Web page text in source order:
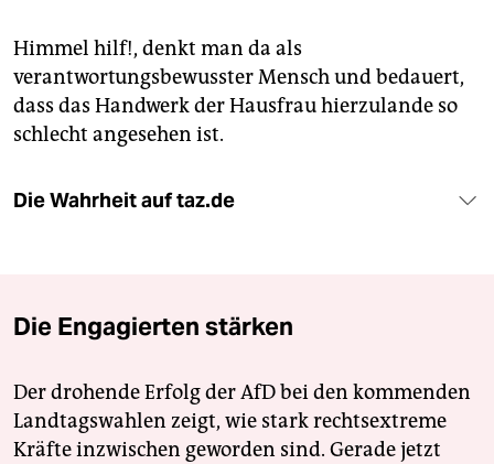
Himmel hilf!, denkt man da als
verantwortungsbewusster Mensch und bedauert,
dass das Handwerk der Hausfrau hierzulande so
schlecht angesehen ist.
Die Wahrheit auf taz.de
Die Engagierten stärken
Der drohende Erfolg der AfD bei den kommenden
Landtagswahlen zeigt, wie stark rechtsextreme
Kräfte inzwischen geworden sind. Gerade jetzt